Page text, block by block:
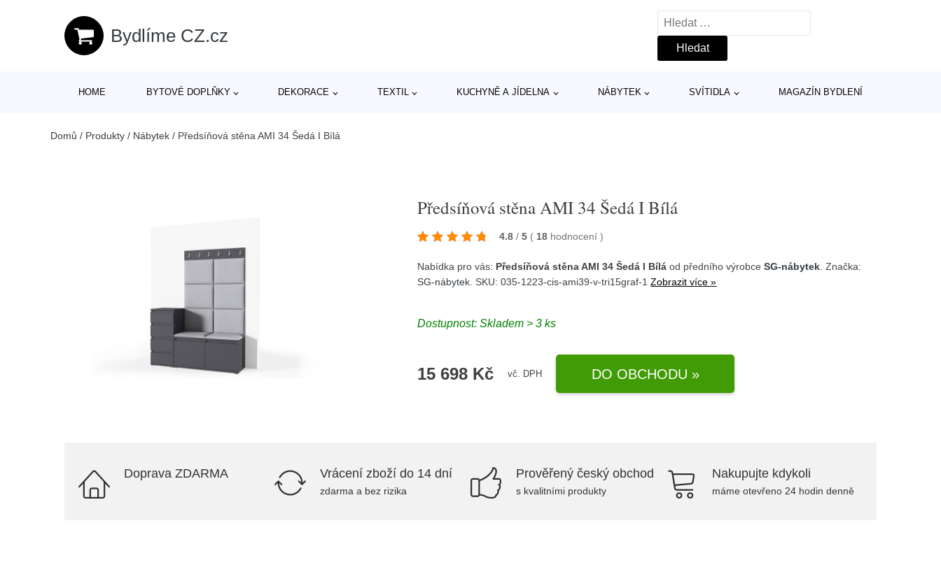
Bydlíme CZ.cz
Vyhledávání
HOME BYTOVÉ DOPLŇKY DEKORACE TEXTIL KUCHYNĚ A JÍDELNA NÁBYTEK SVÍTIDLA MAGAZÍN BYDLENÍ
Domů / Produkty / Nábytek / Předsíňová stěna AMI 34 Šedá I Bílá
Předsíňová stěna AMI 34 Šedá I Bílá
4.8 / 5 ( 18 hodnocení)
Nabídka pro vás: Předsíňová stěna AMI 34 Šedá I Bílá od předního výrobceSG-nábytek . Značka:
SG-nábytek . SKU: 035-1223-cis-ami39-v-tri15graf-1Zobrazit více »
Dostupnost:Skladem > 3 ks
15 698 Kč vč. DPH DO OBCHODU »
Doprava ZDARMA Vrácení zboží do 14 dní
zdarma a bez rizika
Prověřený český obchod
s kvalitními produkty
Nakupujte kdykoli
máme otevřeno 24 hodin denně